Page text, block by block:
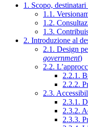
1. Scopo,
1.1.
1.2.
1.3.
2. Introduzione al
2.1. Design
government)
2.2.
2.2.1.
2.2.2.
2.3.
2.3.1.
2.3.2.
2.3.3.